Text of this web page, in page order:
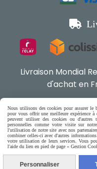

Livraison Mondial
d'achat en

petits
(5)
Nous utilisons des cookies pour assurer le
pour vous offrir une meilleure expérience
peuvent utiliser des cookies ou d'autres
personnelles comme votre visite sur
l'utilisation de notre site avec nos
combiner celles-ci avec d'autres
votre utilisation de leurs services. Vous
l'aide du lien en pied de page « Gestion
Personnaliser